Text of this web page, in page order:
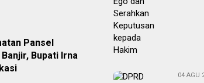
Pansel
Bupati Irna
04 AGU